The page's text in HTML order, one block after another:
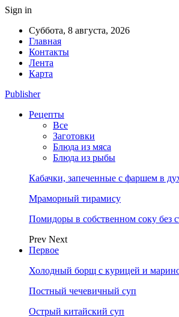
Sign in
Суббота, 8 августа, 2026
Главная
Контакты
Лента
Карта
Publisher
Рецепты
Все
Заготовки
Блюда из мяса
Блюда из рыбы
Кабачки, запеченные с фаршем в
Мраморный тирамису
Помидоры в собственном соку без
Prev Next
Первое
Холодный борщ с курицей и
Постный чечевичный суп
Острый китайский суп